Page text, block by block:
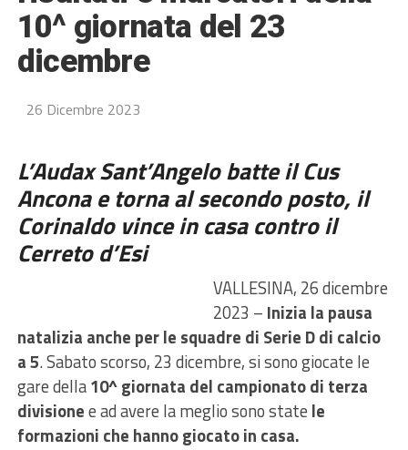
10^ giornata del 23
dicembre
26 Dicembre 2023
L’Audax Sant’Angelo batte il Cus
Ancona e torna al secondo posto, il
Corinaldo vince in casa contro il
Cerreto d’Esi
VALLESINA, 26 dicembre
2023 – Inizia la pausa
natalizia anche per le squadre di Serie D di calcio
a 5. Sabato scorso, 23 dicembre, si sono giocate le
gare della10^ giornata del campionato di terza
divisionee ad avere la meglio sono state le
formazioni che hanno giocato in casa.